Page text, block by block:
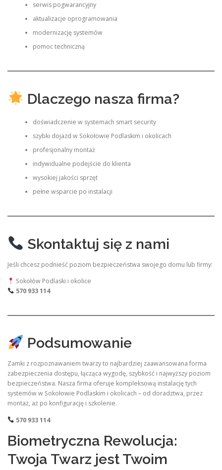
serwis pogwarancyjny
aktualizacje oprogramowania
modernizację systemów
pomoc techniczną
Dlaczego nasza firma?
doświadczenie w systemach smart security
szybki dojazd w Sokołowie Podlaskim i okolicach
profesjonalny montaż
indywidualne podejście do klienta
wysokiej jakości sprzęt
pełne wsparcie po instalacji
Skontaktuj się z nami
Jeśli chcesz podnieść poziom bezpieczeństwa swojego domu lub firmy:
Sokołów Podlaski i okolice
570 933 114
Podsumowanie
Zamki z rozpoznawaniem twarzy to najbardziej zaawansowana forma
zabezpieczenia dostępu, łącząca wygodę, szybkość i najwyższy poziom
bezpieczeństwa. Nasza firma oferuje kompleksową instalację tych
systemów w Sokołowie Podlaskim i okolicach – od doradztwa, przez
montaż, aż po konfigurację i szkolenie.
570 933 114
Biometryczna Rewolucja:
Twoja Twarz jest Twoim